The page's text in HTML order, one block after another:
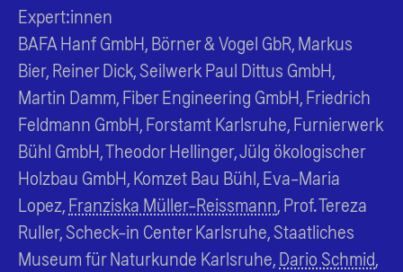
Expert:innen
BAFA Hanf GmbH, Börner & Vogel GbR, Markus
Bier, Reiner Dick, Seilwerk Paul Dittus GmbH,
Martin Damm, Fiber Engineering GmbH, Friedrich
Feldmann GmbH, Forstamt Karlsruhe, Furnierwerk
Bühl GmbH, Theodor Hellinger, Jülg ökologischer
Holzbau GmbH, Komzet Bau Bühl, Eva-Maria
Lopez, Franziska Müller-Reissmann , Prof. Tereza
Ruller, Scheck-in Center Karlsruhe, Staatliches
Museum für Naturkunde Karlsruhe, Dario Schmid